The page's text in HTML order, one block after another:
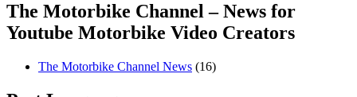
The Motorbike Channel – News for
Youtube Motorbike Video Creators
The Motorbike Channel News (16)